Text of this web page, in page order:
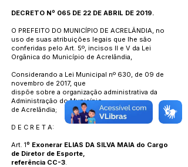
DECRETO Nº 065 DE 22 DE ABRIL DE 2019.
O PREFEITO DO MUNICÍPIO DE ACRELÂNDIA, no
uso de suas atribuições legais que lhe são
conferidas pelo Art. 5º, incisos II e V da Lei
Orgânica do Município de Acrelândia,
Considerando a Lei Municipal nº 630, de 09 de
novembro de 2017, que
dispõe sobre a organização administrativa da
Administração do Município
de Acrelândia;
D E C R E T A:
Art. 1º Exonerar ELIAS DA SILVA MAIA do Cargo
de Diretor de Esporte,
referência CC-3.